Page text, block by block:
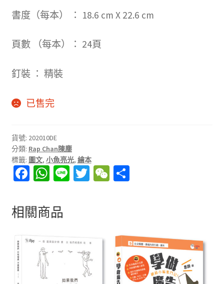
書度（每本） ： 18.6 cm X 22.6 cm
頁數 （每本）： 24頁
釘裝 ： 精裝
已售完
貨號: 202010DE
分類: Rap Chan陳塵
標籤: 圖文, 小魚亮光, 繪本
Fa
b
o
o
W
at
sA
p
p
Li T W
at
分
相關商品